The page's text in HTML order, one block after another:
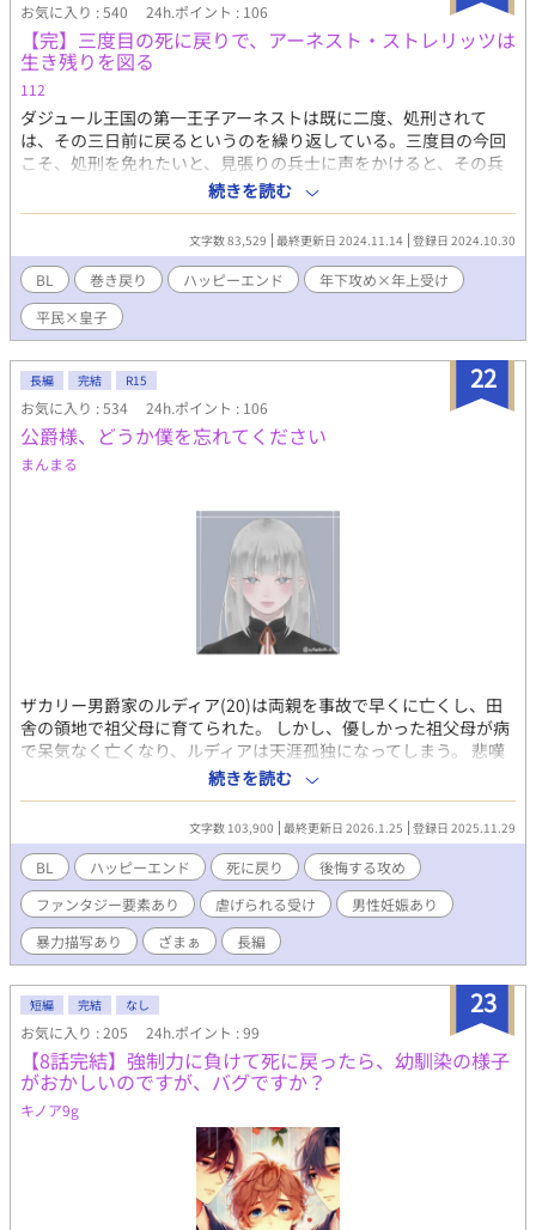
お気に入り : 540 24h.ポイント : 106
【完】三度目の死に戻りで、アーネスト・ストレリッツは
生き残りを図る
112
ダジュール王国の第一王子アーネストは既に二度、処刑されて
は、その三日前に戻るというのを繰り返している。三度目の今回
こそ、処刑を免れたいと、見張りの兵士に声をかけると、その兵
士も同じように三度目の人生を歩んでいた。 ★本編で出てこない
世界観 男同士でも結婚でき、子供を産めます。その為、血統が
続きを読む
文字数 83,529 最終更新日 2024.11.14 登録日 2024.10.30
BL 巻き戻り ハッピーエンド
年下攻め×年上受け
平民×皇子
22
長編 完結 R15
お気に入り : 534 24h.ポイント : 106
公爵様、どうか僕を忘れてください
まんまる
ザカリー男爵家のルディア(20)は両親を事故で早くに亡くし、田
舎の領地で祖父母に育てられた。 しかし、優しかった祖父母が病
で呆気なく亡くなり、ルディアは天涯孤独になってしまう。 悲嘆
に暮れるルディアだったが、傍で寄り添い慰めてくれたのは、領
地の親友アイクだった。 次第に元気を取り戻したルディアだった
が、そんなルディアの元に突然王命を記した書簡が届く。 そこに
記されていたのは、バウアー公爵家当主フィンセント(25)との婚
姻だったが、その理由にルディアは驚く。 『この婚姻は«神の愛
し子»ルディアをバウアー公爵家で保護し、その血を絶やさぬよう
にする為である』 手紙の内容はにわかには信じ難いものだった
が、王命に背くことはできず、ルディアは仕方なく王都に向か
う。 そんなルディアを待っていたのは、フィンセントの元婚約者
に必死に耐える中、新しい命を授かり希望を見出したルディアだ
ったが、日に日に苛烈さを増すオディーヌの虐めに、とうとう耐
えきれなくなったルディアは、湖に身を投げてしまう。 冷たい湖
に沈んでいくルディア。 静かに湖の底で息絶えてしまったルディ
アに、どこからか不思議な声が聞こえてくる。 『ルディア、辛か
ったね。ねえ、君がいなくなった後の公爵家がどうなるか見てご
らん。そしてもう一度、自分で選ぶんだ』 誰⋯？ 何を選ぶの⋯？
そう思った瞬間、ルディアの魂はバウアー公爵家の屋敷に引き戻
されていた。 後悔する寡黙な公爵フィンセントと、運命に翻弄さ
れる男爵ルディア。ルディアを密かに想う親友アイクも絡み、そ
続きを読む
文字数 103,900 最終更新日 2026.1.25 登録日 2025.11.29
BL ハッピーエンド 死に戻り
後悔する攻め
ファンタジー要素あり
虐げられる受け
男性妊娠あり
暴力描写あり
ざまぁ 長編
23
短編 完結 なし
お気に入り : 205 24h.ポイント : 99
【8話完結】強制力に負けて死に戻ったら、幼馴染の様子
がおかしいのですが、バグですか？
キノア9g